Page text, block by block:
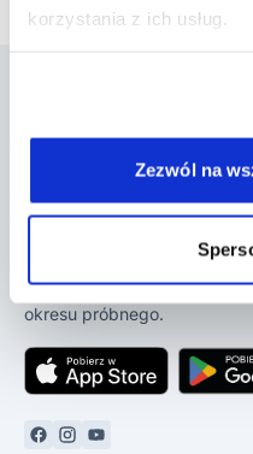
korzystania z ich usług.
Zezwól na
pomaga
logopedom, terapeutom SI i
prowadzeniu ich
poznaj jego możliwości w
okresu próbnego.